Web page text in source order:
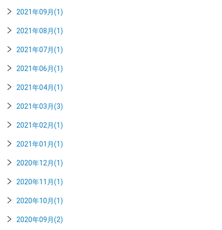
2021年09月(1)
2021年08月(1)
2021年07月(1)
2021年06月(1)
2021年04月(1)
2021年03月(3)
2021年02月(1)
2021年01月(1)
2020年12月(1)
2020年11月(1)
2020年10月(1)
2020年09月(2)